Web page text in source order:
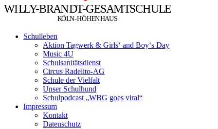
WILLY-BRANDT-GESAMTSCHULE
KÖLN-HÖHENHAUS
Schulleben
Aktion Tagwerk & Girls‘ and Boy‘s Day
Music 4U
Schulsanitätsdienst
Circus Radelito-AG
Schule der Vielfalt
Unser Schulhund
Schulpodcast „WBG goes viral“
Impressum
Kontakt
Datenschutz